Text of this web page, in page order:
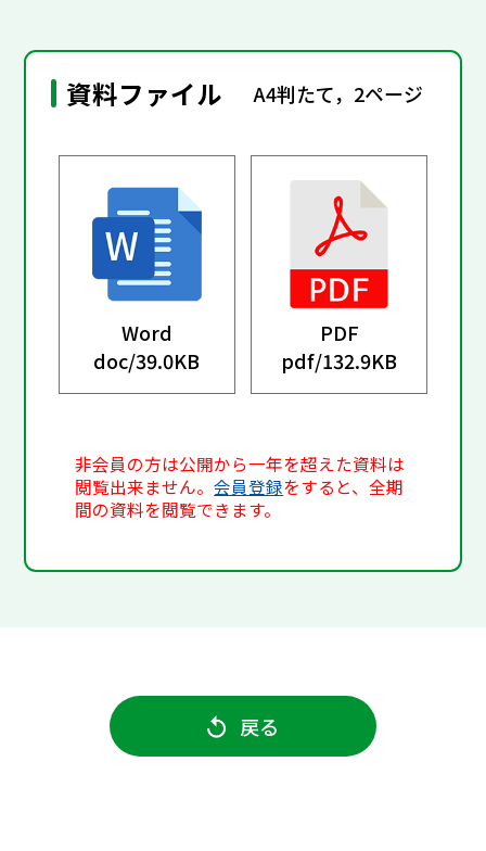
資料ファイル A4判たて，2ページ
Word
doc/39.0KB
PDF
pdf/132.9KB
非会員の方は公開から一年を超えた資料は
閲覧出来ません。会員登録をすると、全期
間の資料を閲覧できます。
戻る